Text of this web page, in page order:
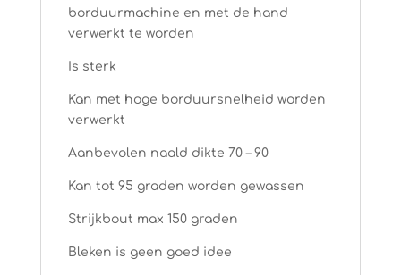
borduurmachine en met de hand
verwerkt te worden
Is sterk
Kan met hoge borduursnelheid worden
verwerkt
Aanbevolen naald dikte 70 – 90
Kan tot 95 graden worden gewassen
Strijkbout max 150 graden
Bleken is geen goed idee